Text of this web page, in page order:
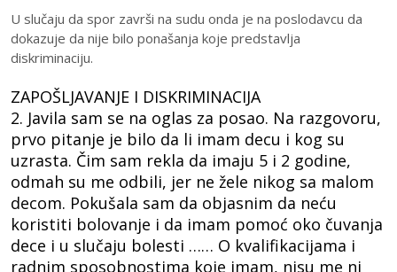
U slučaju da spor završi na sudu onda je na poslodavcu da
dokazuje da nije bilo ponašanja koje predstavlja
diskriminaciju.
ZAPOŠLJAVANJE I DISKRIMINACIJA
2. Javila sam se na oglas za posao. Na razgovoru,
prvo pitanje je bilo da li imam decu i kog su
uzrasta. Čim sam rekla da imaju 5 i 2 godine,
odmah su me odbili, jer ne žele nikog sa malom
decom. Pokušala sam da objasnim da neću
koristiti bolovanje i da imam pomoć oko čuvanja
dece i u slučaju bolesti …… O kvalifikacijama i
radnim sposobnostima koje imam, nisu me ni